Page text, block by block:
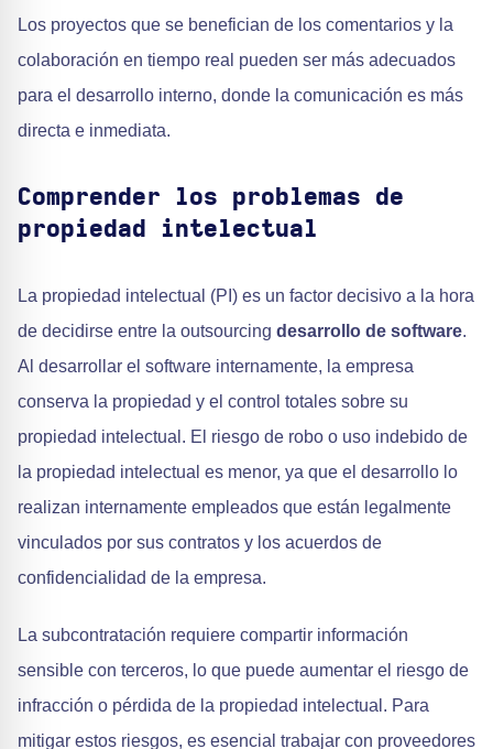
Los proyectos que se benefician de los comentarios y la
colaboración en tiempo real pueden ser más adecuados
para el desarrollo interno, donde la comunicación es más
directa e inmediata.
Comprender los problemas de
propiedad intelectual
La propiedad intelectual (PI) es un factor decisivo a la hora
de decidirse entre la outsourcing desarrollo de software.
Al desarrollar el software internamente, la empresa
conserva la propiedad y el control totales sobre su
propiedad intelectual. El riesgo de robo o uso indebido de
la propiedad intelectual es menor, ya que el desarrollo lo
realizan internamente empleados que están legalmente
vinculados por sus contratos y los acuerdos de
confidencialidad de la empresa.
La subcontratación requiere compartir información
sensible con terceros, lo que puede aumentar el riesgo de
infracción o pérdida de la propiedad intelectual. Para
mitigar estos riesgos, es esencial trabajar con proveedores